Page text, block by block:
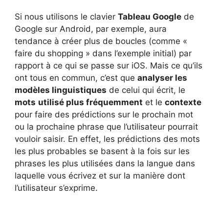
Si nous utilisons le clavier Tableau Google de
Google sur Android, par exemple, aura
tendance à créer plus de boucles (comme «
faire du shopping » dans l’exemple initial) par
rapport à ce qui se passe sur iOS. Mais ce qu’ils
ont tous en commun, c’est que analyser les
modèles linguistiques de celui qui écrit, le
mots utilisé plus fréquemment et le contexte
pour faire des prédictions sur le prochain mot
ou la prochaine phrase que l’utilisateur pourrait
vouloir saisir. En effet, les prédictions des mots
les plus probables se basent à la fois sur les
phrases les plus utilisées dans la langue dans
laquelle vous écrivez et sur la manière dont
l’utilisateur s’exprime.